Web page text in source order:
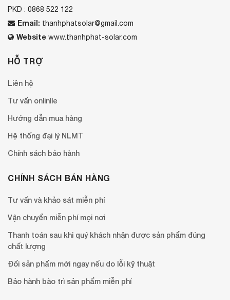
PKD : 0868 522 122
Email: thanhphatsolar@gmail.com
Website www.thanhphat-solar.com
HỖ TRỢ
Liên hệ
Tư vấn onlinlle
Hướng dẫn mua hàng
Hệ thống đại lý NLMT
Chính sách bảo hành
CHÍNH SÁCH BÁN HÀNG
Tư vấn và khảo sát miễn phí
Vận chuyển miễn phí mọi nơi
Thanh toán sau khi quý khách nhận được sản phẩm đúng
chất lượng
Đổi sản phẩm mới ngay nếu do lỗi kỹ thuật
Bảo hành bào trì sản phẩm miễn phí